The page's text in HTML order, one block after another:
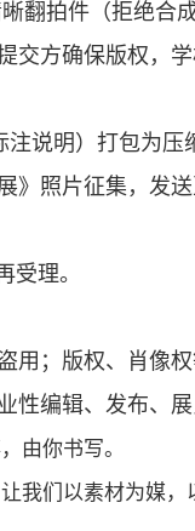
翻拍件（拒绝合
交方确保版权，
说明）打包为压
》照片征集，发
受理。
用；版权、肖像
性编辑、发布、
由你书写。
我们以素材为媒